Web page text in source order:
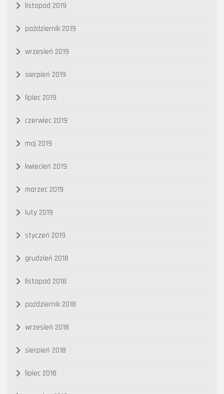
listopad 2019
październik 2019
wrzesień 2019
sierpień 2019
lipiec 2019
czerwiec 2019
maj 2019
kwiecień 2019
marzec 2019
luty 2019
styczeń 2019
grudzień 2018
listopad 2018
październik 2018
wrzesień 2018
sierpień 2018
lipiec 2018